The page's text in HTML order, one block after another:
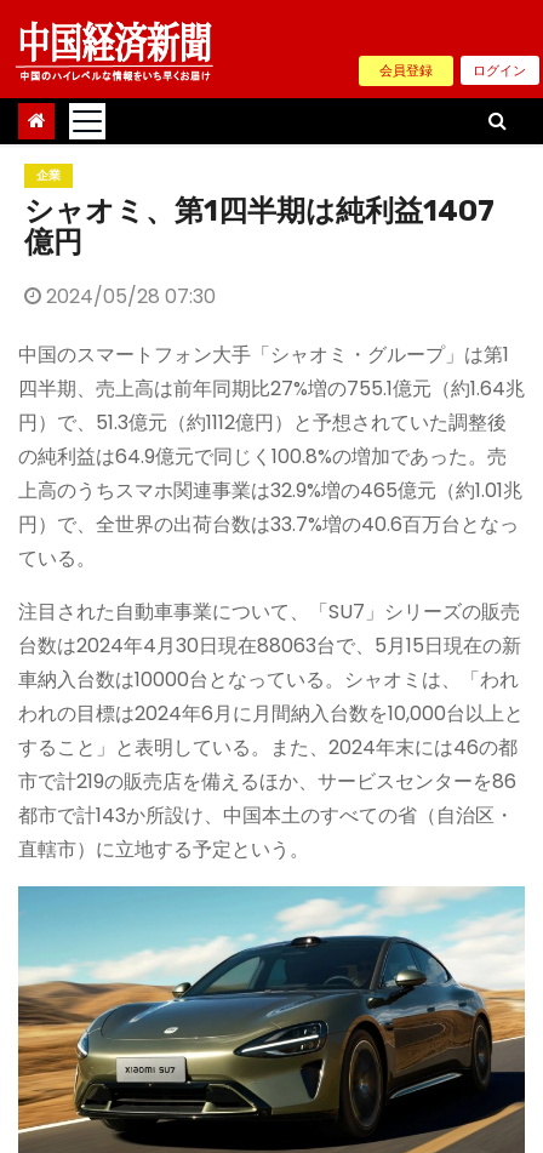
Skip
content
会員登録 ログイン
企業
シャオミ、第1四半期は純利益1407
億円
2024/05/28 07:30
中国のスマートフォン大手「シャオミ・グループ」は第1
四半期、売上高は前年同期比27%増の755.1億元（約1.64兆
円）で、51.3億元（約1112億円）と予想されていた調整後
の純利益は64.9億元で同じく100.8%の増加であった。売
上高のうちスマホ関連事業は32.9%増の465億元（約1.01兆
円）で、全世界の出荷台数は33.7%増の40.6百万台となっ
ている。
注目された自動車事業について、「SU7」シリーズの販売
台数は2024年4月30日現在88063台で、5月15日現在の新
車納入台数は10000台となっている。シャオミは、「われ
われの目標は2024年6月に月間納入台数を10,000台以上と
すること」と表明している。また、2024年末には46の都
市で計219の販売店を備えるほか、サービスセンターを86
都市で計143か所設け、中国本土のすべての省（自治区・
直轄市）に立地する予定という。